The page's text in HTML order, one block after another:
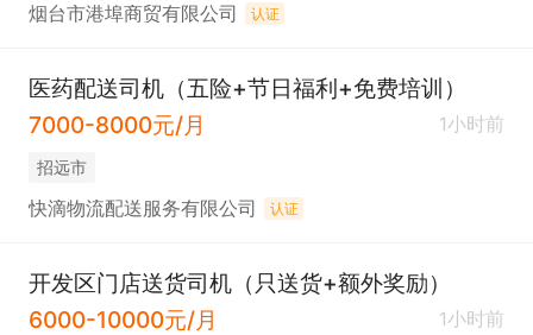
烟台市港埠商贸有限公司 认证
医药配送司机（五险+节日福利+免费培训）
7000-8000元/月
1小时前
招远市
快滴物流配送服务有限公司 认证
开发区门店送货司机（只送货+额外奖励）
6000-10000元/月
1小时前